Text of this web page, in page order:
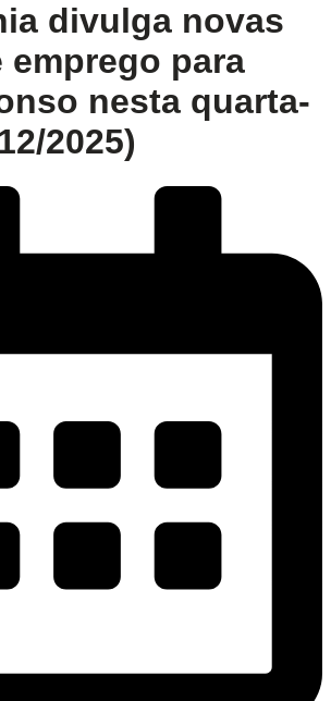
divulga novas
emprego para
nesta quarta-
2025)